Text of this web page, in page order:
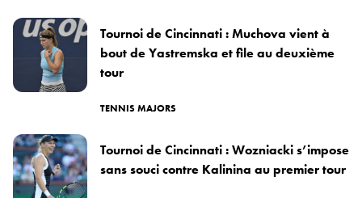
Tournoi de Cincinnati : Muchova vient à
bout de Yastremska et file au deuxième
tour
TENNIS MAJORS
Tournoi de Cincinnati : Wozniacki s’impose
sans souci contre Kalinina au premier tour